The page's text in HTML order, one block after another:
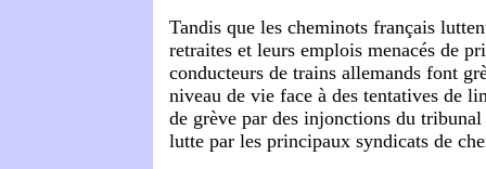
Tandis que les cheminots français
retraites et leurs emplois menacés de
conducteurs de trains allemands font
niveau de vie face à des tentatives de
de grève par des injonctions du
lutte par les principaux syndicats de